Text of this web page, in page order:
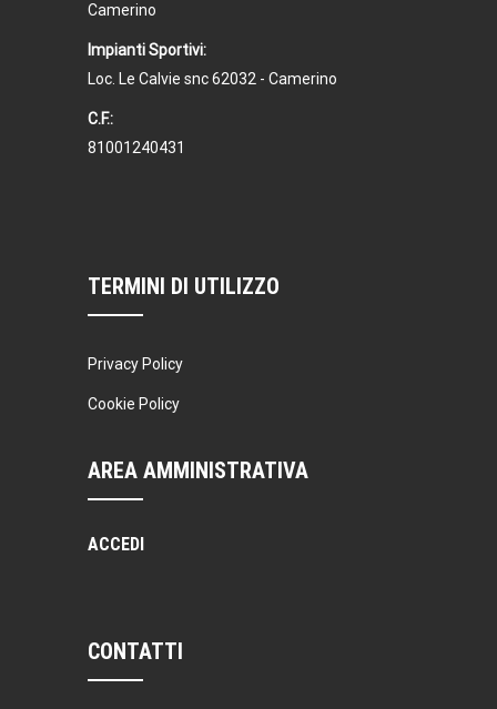
Camerino
Impianti Sportivi:
Loc. Le Calvie snc 62032 - Camerino
C.F.:
81001240431
TERMINI DI UTILIZZO
Privacy Policy
Cookie Policy
AREA AMMINISTRATIVA
ACCEDI
CONTATTI